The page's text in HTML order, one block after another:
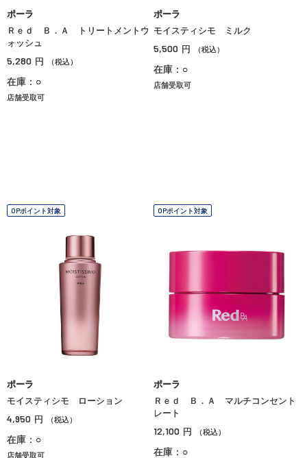
ポーラ
Ｒｅｄ Ｂ．Ａ トリートメントウ
ォッシュ
5,280 円 （税込）
在庫：○
店舗受取可
ポーラ
モイスティシモ ミルク
5,500 円 （税込）
在庫：○
店舗受取可
OPポイント対象
ポーラ
モイスティシモ ローション
4,950 円 （税込）
在庫：○
店舗受取可
OPポイント対象
ポーラ
Ｒｅｄ Ｂ．Ａ マルチコンセント
レート
12,100 円 （税込）
在庫：○